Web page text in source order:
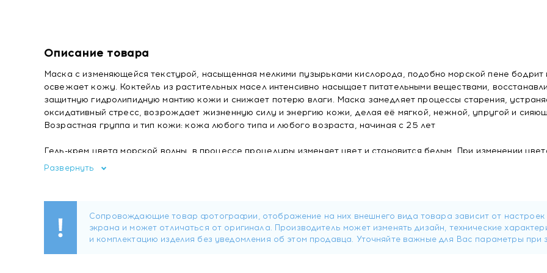
Описание товара
Маска с изменяющейся текстурой, насыщенная мелкими пузырьками кислорода, подобно морской пене бодрит
освежает кожу. Коктейль из растительных масел интенсивно насыщает питательными веществами,
защитную гидролипидную мантию кожи и снижает потерю влаги. Маска замедляет процессы старения,
оксидативный стресс, возрождает жизненную силу и энергию кожи, делая её мягкой, нежной, упругой и
Возрастная группа и тип кожи: кожа любого типа и любого возраста, начиная с 25 лет
Гель-крем цвета морской волны, в процессе процедуры изменяет цвет и становится белым. При изменении
образуются мелкие пузырьки.
текстура.
Активные компоненты:Стволовые клетки ундарии перистой активизирует собственную систему защиты кожи
оксидативного стресса, замедляя процессы старения.
- Красная микроводоросль порфиридиум круэнтум усиливает капиллярное кровообращение, повышая уровень
Развернуть